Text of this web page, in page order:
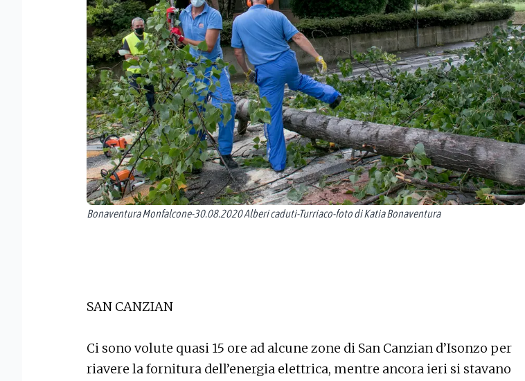
Bonaventura Monfalcone-30.08.2020 Alberi caduti-Turriaco-foto di Katia Bonaventura
SAN CANZIAN
Ci sono volute quasi 15 ore ad alcune zone di San Canzian d’Isonzo per
riavere la fornitura dell’energia elettrica, mentre ancora ieri si stavano